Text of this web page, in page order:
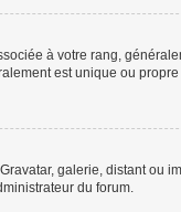
à votre rang,
est unique ou
galerie, distant ou
du forum.